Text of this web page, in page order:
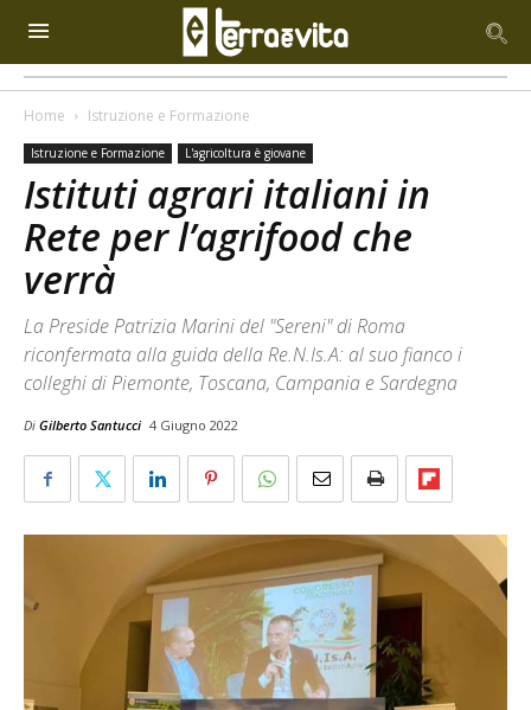
Home Istruzione e Formazione
Istruzione e Formazione L'agricoltura è giovane
Istituti agrari italiani in
Rete per l’agrifood che
verrà
La Preside Patrizia Marini del "Sereni" di Roma
riconfermata alla guida della Re.N.Is.A: al suo fianco i
colleghi di Piemonte, Toscana, Campania e Sardegna
Di Gilberto Santucci 4 Giugno 2022